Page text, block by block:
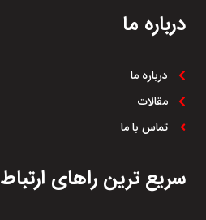
درباره ما
درباره ما
مقالات
تماس با ما
سریع ترین راهای ارتباط